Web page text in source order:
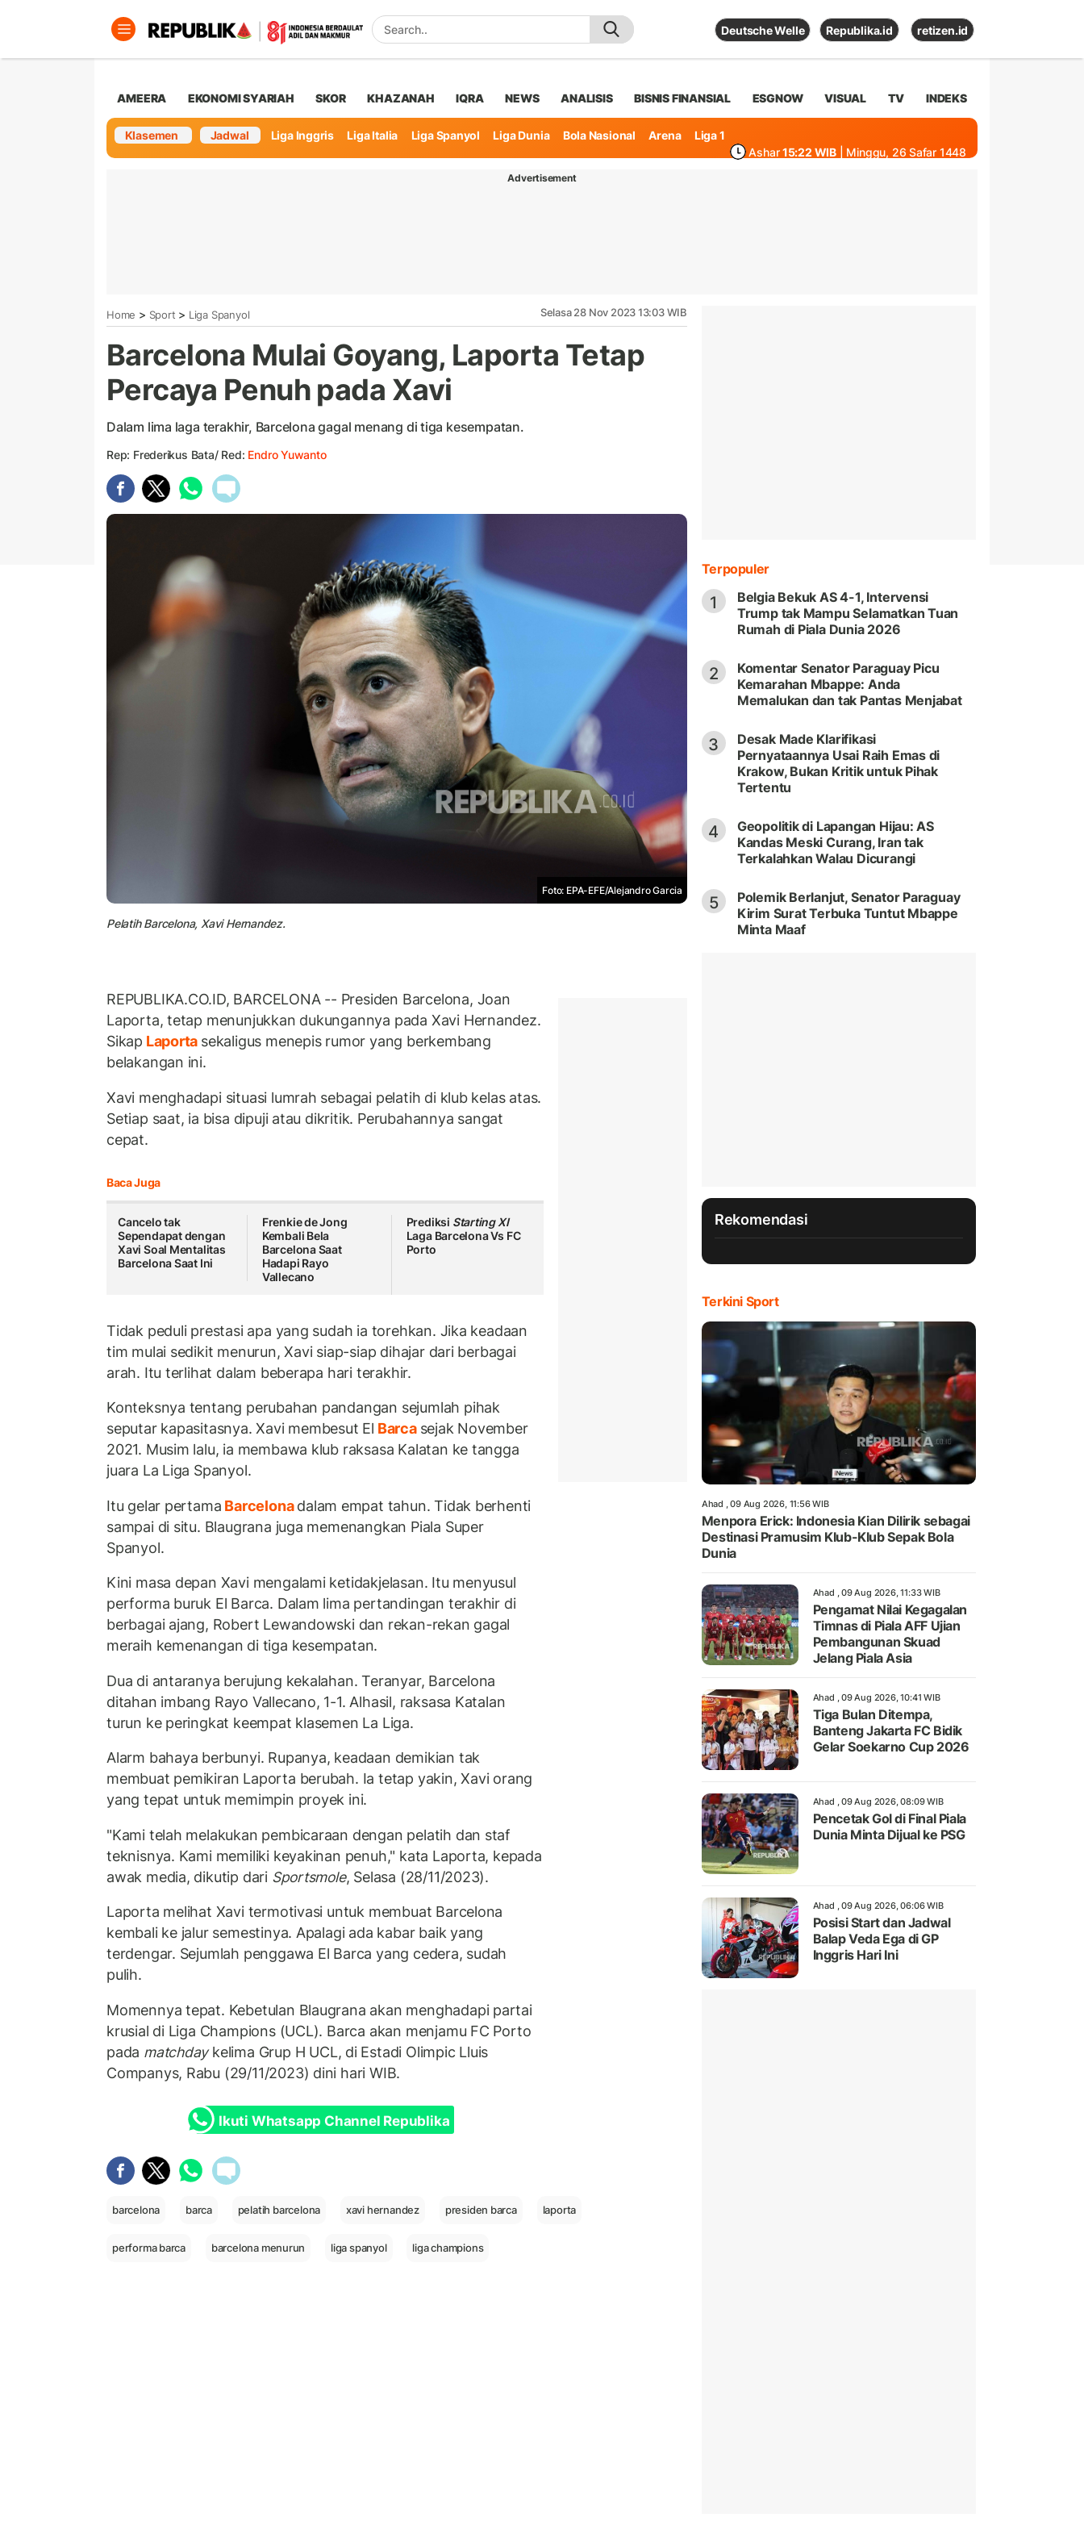
Deutsche Welle Republika.id retizen.id
AMEERA EKONOMI SYARIAH SKOR KHAZANAH IQRA NEWS ANALISIS BISNIS FINANSIAL ESGNOW VISUAL TV INDEKS
Klasemen Jadwal Liga Inggris Liga Italia Liga Spanyol Liga Dunia Bola Nasional Arena
Liga 1
Ashar 15:22 WIB | Minggu, 26 Safar 1448
Advertisement
Home > Sport > Liga Spanyol Selasa 28 Nov 2023 13:03 WIB
Barcelona Mulai Goyang, Laporta Tetap
Percaya Penuh pada Xavi
Dalam lima laga terakhir, Barcelona gagal menang di tiga kesempatan.
Rep: Frederikus Bata/ Red: Endro Yuwanto
Foto: EPA-EFE/Alejandro Garcia
Pelatih Barcelona, Xavi Hernandez.
REPUBLIKA.CO.ID, BARCELONA -- Presiden Barcelona, Joan
Laporta, tetap menunjukkan dukungannya pada Xavi Hernandez.
Sikap Laporta sekaligus menepis rumor yang berkembang
belakangan ini.
Xavi menghadapi situasi lumrah sebagai pelatih di klub kelas atas.
Setiap saat, ia bisa dipuji atau dikritik. Perubahannya sangat
cepat.
Baca Juga
Cancelo tak
Sependapat dengan
Xavi Soal Mentalitas
Barcelona Saat Ini
Frenkie de Jong
Kembali Bela
Barcelona Saat
Hadapi Rayo
Vallecano
Prediksi Starting XI
Laga Barcelona Vs FC
Porto
Tidak peduli prestasi apa yang sudah ia torehkan. Jika keadaan
tim mulai sedikit menurun, Xavi siap-siap dihajar dari berbagai
arah. Itu terlihat dalam beberapa hari terakhir.
Konteksnya tentang perubahan pandangan sejumlah pihak
seputar kapasitasnya. Xavi membesut El Barca sejak November
2021. Musim lalu, ia membawa klub raksasa Kalatan ke tangga
juara La Liga Spanyol.
Itu gelar pertama Barcelonadalam empat tahun. Tidak berhenti
sampai di situ. Blaugrana juga memenangkan Piala Super
Spanyol.
Kini masa depan Xavi mengalami ketidakjelasan. Itu menyusul
performa buruk El Barca. Dalam lima pertandingan terakhir di
berbagai ajang, Robert Lewandowski dan rekan-rekan gagal
meraih kemenangan di tiga kesempatan.
Dua di antaranya berujung kekalahan. Teranyar, Barcelona
ditahan imbang Rayo Vallecano, 1-1. Alhasil, raksasa Katalan
turun ke peringkat keempat klasemen La Liga.
Alarm bahaya berbunyi. Rupanya, keadaan demikian tak
membuat pemikiran Laporta berubah. Ia tetap yakin, Xavi orang
yang tepat untuk memimpin proyek ini.
"Kami telah melakukan pembicaraan dengan pelatih dan staf
teknisnya. Kami memiliki keyakinan penuh," kata Laporta, kepada
awak media, dikutip dari Sportsmole, Selasa (28/11/2023).
Laporta melihat Xavi termotivasi untuk membuat Barcelona
kembali ke jalur semestinya. Apalagi ada kabar baik yang
terdengar. Sejumlah penggawa El Barca yang cedera, sudah
pulih.
Momennya tepat. Kebetulan Blaugrana akan menghadapi partai
krusial di Liga Champions (UCL). Barca akan menjamu FC Porto
pada matchdaykelima Grup H UCL, di Estadi Olimpic Lluis
Companys, Rabu (29/11/2023) dini hari WIB.
Ikuti Whatsapp Channel Republika
barcelona barca pelatih barcelona xavi hernandez presiden barca laporta
performa barca barcelona menurun liga spanyol liga champions
Terpopuler
1
Belgia Bekuk AS 4-1, Intervensi
Trump tak Mampu Selamatkan Tuan
Rumah di Piala Dunia 2026
2
Komentar Senator Paraguay Picu
Kemarahan Mbappe: Anda
Memalukan dan tak Pantas Menjabat
3
Desak Made Klarifikasi
Pernyataannya Usai Raih Emas di
Krakow, Bukan Kritik untuk Pihak
Tertentu
4
Geopolitik di Lapangan Hijau: AS
Kandas Meski Curang, Iran tak
Terkalahkan Walau Dicurangi
5
Polemik Berlanjut, Senator Paraguay
Kirim Surat Terbuka Tuntut Mbappe
Minta Maaf
Rekomendasi
Terkini Sport
Ahad , 09 Aug 2026, 11:56 WIB
Menpora Erick: Indonesia Kian Dilirik sebagai
Destinasi Pramusim Klub-Klub Sepak Bola
Dunia
Ahad , 09 Aug 2026, 11:33 WIB
Pengamat Nilai Kegagalan
Timnas di Piala AFF Ujian
Pembangunan Skuad
Jelang Piala Asia
Ahad , 09 Aug 2026, 10:41 WIB
Tiga Bulan Ditempa,
Banteng Jakarta FC Bidik
Gelar Soekarno Cup 2026
Ahad , 09 Aug 2026, 08:09 WIB
Pencetak Gol di Final Piala
Dunia Minta Dijual ke PSG
Ahad , 09 Aug 2026, 06:06 WIB
Posisi Start dan Jadwal
Balap Veda Ega di GP
Inggris Hari Ini